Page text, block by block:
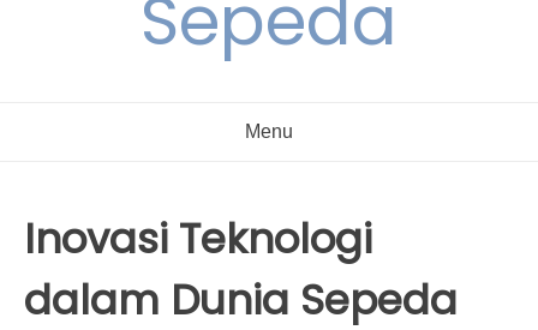
Sepeda
Menu
Inovasi Teknologi
dalam Dunia Sepeda